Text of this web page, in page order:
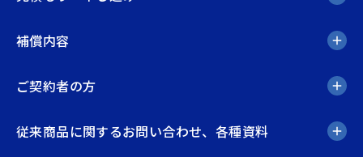
補償内容
ご契約者の方
従来商品に関するお問い合わせ、各種資料